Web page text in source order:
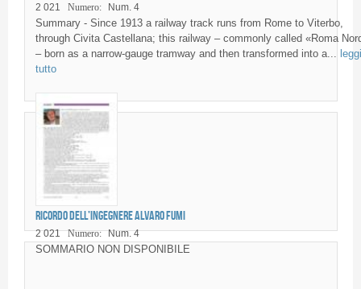
2 021 Numero: Num. 4
Summary - Since 1913 a railway track runs from Rome to Viterbo,
through Civita Castellana; this railway – commonly called «Roma
– born as a narrow-gauge tramway and then transformed into a... leggi
tutto
Ricordo dell’Ingegnere Alvaro FUMI
2 021 Numero: Num. 4
SOMMARIO NON DISPONIBILE